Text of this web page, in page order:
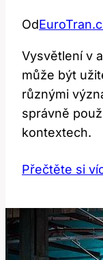
Od
Vysvětlení v
může být
různými
správně
kontextech.
Přečtěte si